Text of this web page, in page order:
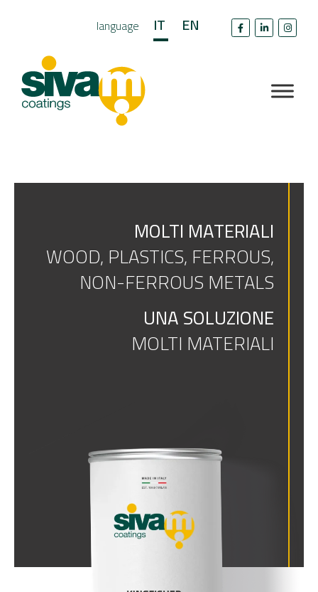
language IT EN
MOLTI MATERIALI
WOOD, PLASTICS, FERROUS,
NON-FERROUS METALS
UNA SOLUZIONE
MOLTI MATERIALI